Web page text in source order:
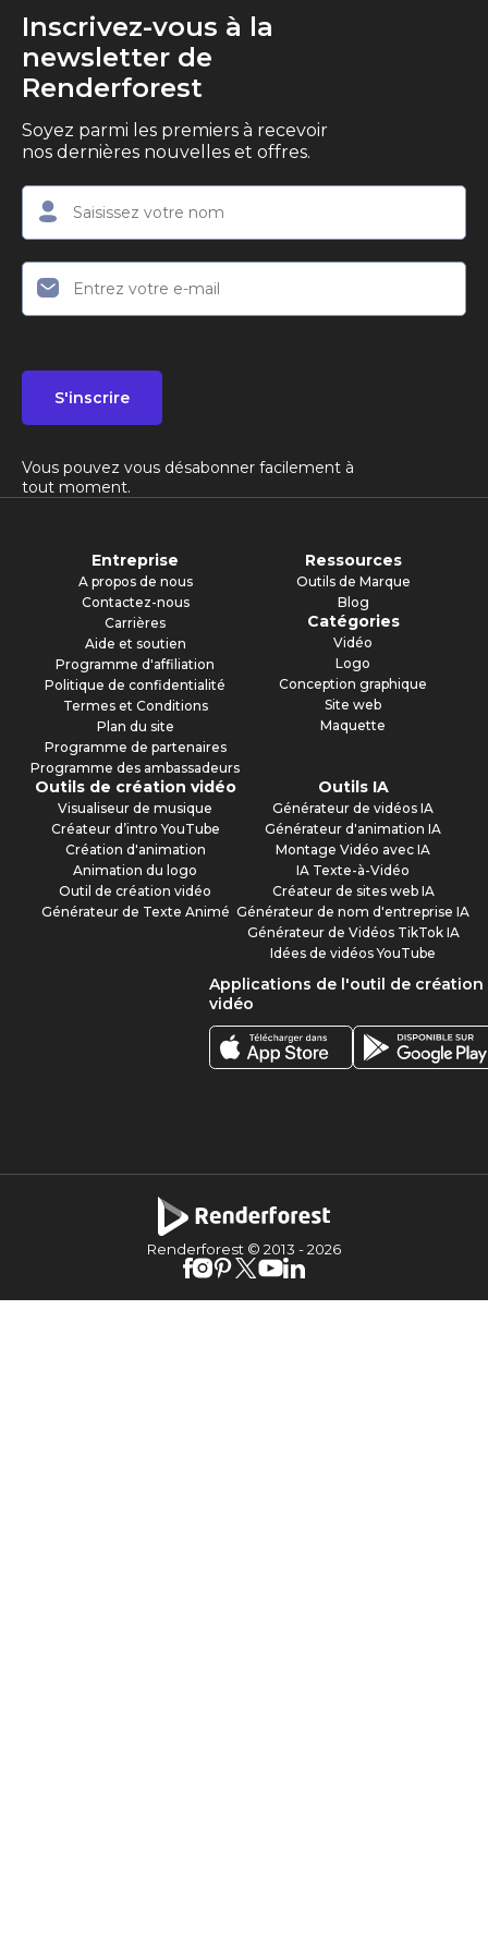
Inscrivez-vous à la
newsletter de
Renderforest
Soyez parmi les premiers à recevoir
nos dernières nouvelles et offres.
S'inscrire
Vous pouvez vous désabonner facilement à
tout moment.
Entreprise
A propos de nous
Contactez-nous
Carrières
Aide et soutien
Programme d'affiliation
Politique de confidentialité
Termes et Conditions
Plan du site
Programme de partenaires
Programme des ambassadeurs
Ressources
Outils de Marque
Blog
Catégories
Vidéo
Logo
Conception graphique
Site web
Maquette
Outils de création vidéo
Visualiseur de musique
Créateur d’intro YouTube
Création d'animation
Animation du logo
Outil de création vidéo
Générateur de Texte Animé
Outils IA
Générateur de vidéos IA
Générateur d'animation IA
Montage Vidéo avec IA
IA Texte-à-Vidéo
Créateur de sites web IA
Générateur de nom d'entreprise IA
Générateur de Vidéos TikTok IA
Idées de vidéos YouTube
Applications de l'outil de création
vidéo
Renderforest © 2013 -2026